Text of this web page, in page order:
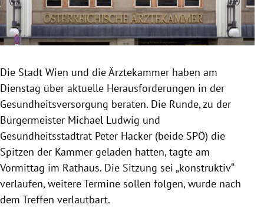
Untermenü
Untermenü
Untermenü
Die Stadt Wien und die Ärztekammer haben am
Dienstag über aktuelle Herausforderungen in der
Gesundheitsversorgung beraten. Die Runde, zu der
Bürgermeister Michael Ludwig und
Gesundheitsstadtrat Peter Hacker (beide SPÖ) die
Spitzen der Kammer geladen hatten, tagte am
Vormittag im Rathaus. Die Sitzung sei „konstruktiv“
verlaufen, weitere Termine sollen folgen, wurde nach
dem Treffen verlautbart.